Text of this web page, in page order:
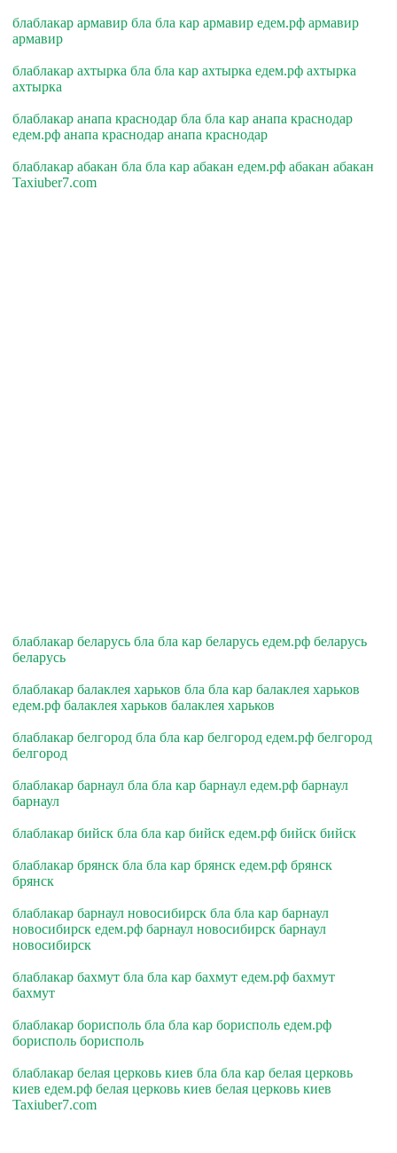
блаблакар армавир бла бла кар армавир едем.рф армавир
армавир
блаблакар ахтырка бла бла кар ахтырка едем.рф ахтырка
ахтырка
блаблакар анапа краснодар бла бла кар анапа краснодар
едем.рф анапа краснодар анапа краснодар
блаблакар абакан бла бла кар абакан едем.рф абакан абакан
Taxiuber7.com
блаблакар беларусь бла бла кар беларусь едем.рф беларусь
беларусь
блаблакар балаклея харьков бла бла кар балаклея харьков
едем.рф балаклея харьков балаклея харьков
блаблакар белгород бла бла кар белгород едем.рф белгород
белгород
блаблакар барнаул бла бла кар барнаул едем.рф барнаул
барнаул
блаблакар бийск бла бла кар бийск едем.рф бийск бийск
блаблакар брянск бла бла кар брянск едем.рф брянск
брянск
блаблакар барнаул новосибирск бла бла кар барнаул
новосибирск едем.рф барнаул новосибирск барнаул
новосибирск
блаблакар бахмут бла бла кар бахмут едем.рф бахмут
бахмут
блаблакар борисполь бла бла кар борисполь едем.рф
борисполь борисполь
блаблакар белая церковь киев бла бла кар белая церковь
киев едем.рф белая церковь киев белая церковь киев
Taxiuber7.com